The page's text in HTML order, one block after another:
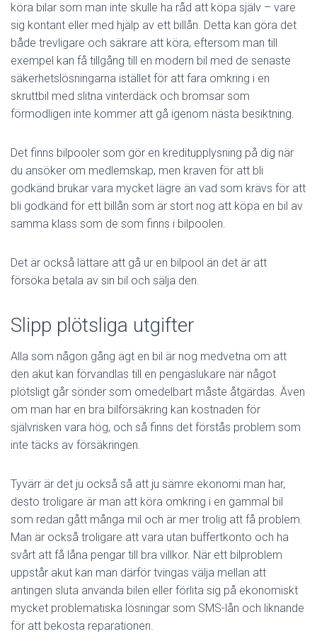
köra bilar som man inte skulle ha råd att köpa själv – vare
sig kontant eller med hjälp av ett billån. Detta kan göra det
både trevligare och säkrare att köra, eftersom man till
exempel kan få tillgång till en modern bil med de senaste
säkerhetslösningarna istället för att fara omkring i en
skruttbil med slitna vinterdäck och bromsar som
förmodligen inte kommer att gå igenom nästa besiktning.
Det finns bilpooler som gör en kreditupplysning på dig när
du ansöker om medlemskap, men kraven för att bli
godkänd brukar vara mycket lägre än vad som krävs för att
bli godkänd för ett billån som är stort nog att köpa en bil av
samma klass som de som finns i bilpoolen.
Det är också lättare att gå ur en bilpool än det är att
försöka betala av sin bil och sälja den.
Slipp plötsliga utgifter
Alla som någon gång ägt en bil är nog medvetna om att
den akut kan förvandlas till en pengaslukare när något
plötsligt går sönder som omedelbart måste åtgärdas. Även
om man har en bra bilförsäkring kan kostnaden för
självrisken vara hög, och så finns det förstås problem som
inte täcks av försäkringen.
Tyvärr är det ju också så att ju sämre ekonomi man har,
desto troligare är man att köra omkring i en gammal bil
som redan gått många mil och är mer trolig att få problem.
Man är också troligare att vara utan buffertkonto och ha
svårt att få låna pengar till bra villkor. När ett bilproblem
uppstår akut kan man därför tvingas välja mellan att
antingen sluta använda bilen eller förlita sig på ekonomiskt
mycket problematiska lösningar som SMS-lån och liknande
för att bekosta reparationen.